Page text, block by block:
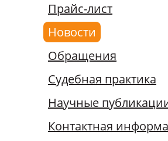
информация
Судебные решения
СМИ о нас
Судьи
Прайс-лист
Новости
Обращения
Судебная практика
Научные
Контактная